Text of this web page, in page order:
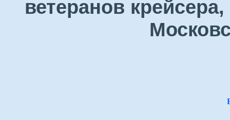
ветеранов